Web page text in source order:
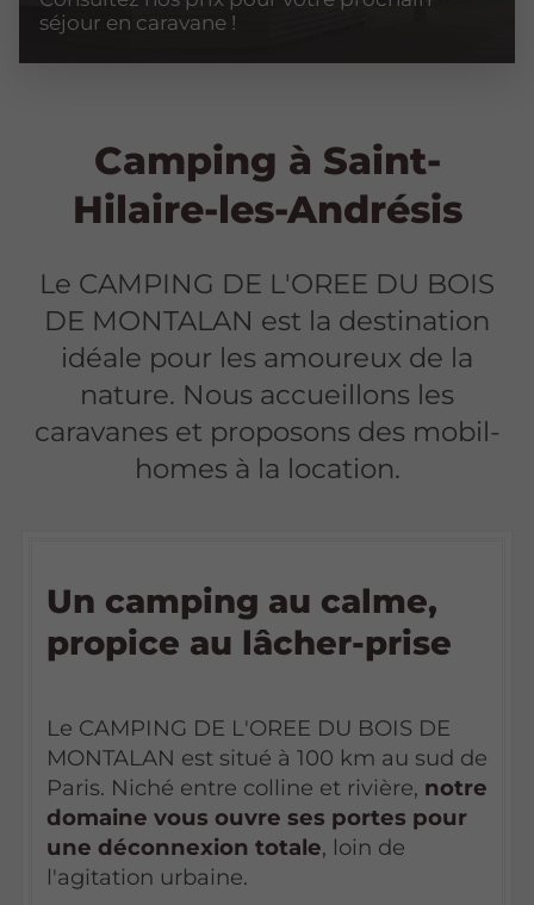
séjour en caravane !
Camping à Saint-
Hilaire-les-Andrésis
Le CAMPING DE L'OREE DU BOIS
DE MONTALAN est la destination
idéale pour les amoureux de la
nature. Nous accueillons les
caravanes et proposons des mobil-
homes à la location.
Un camping au calme,
propice au lâcher-prise
Le CAMPING DE L'OREE DU BOIS DE
MONTALAN est situé à 100 km au sud de
Paris. Niché entre colline et rivière, notre
domaine vous ouvre ses portes pour
une déconnexion totale, loin de
l'agitation urbaine.